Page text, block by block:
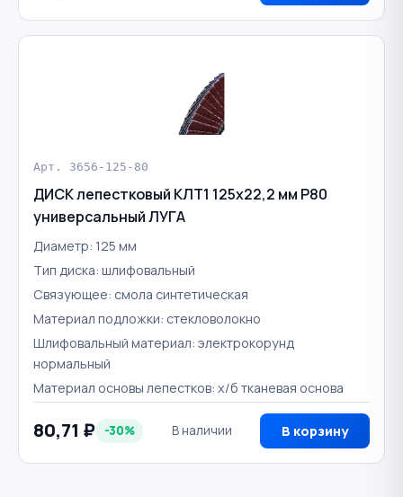
Арт. 3656-125-80
ДИСК лепестковый КЛТ1 125х22,2 мм Р80
универсальный ЛУГА
Диаметр: 125 мм
Тип диска: шлифовальный
Связующее: смола синтетическая
Материал подложки: стекловолокно
Шлифовальный материал: электрокорунд
нормальный
Материал основы лепестков: х/б тканевая основа
80,71 ₽ -30% В наличии В корзину